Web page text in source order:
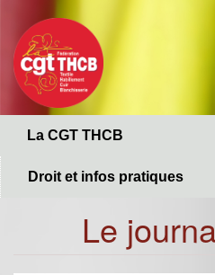
contenu
principal
La CGT THCB
Droit et infos pratiques
Le